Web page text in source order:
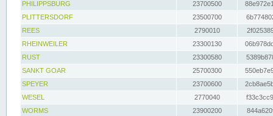
PHILIPPSBURG
23700500
PLITTERSDORF
23500700
REES
2790010
RHEINWEILER
23300130
RUST
23300580
SANKT GOAR
25700300
SPEYER
23700600
WESEL
2770040
WORMS
23900200